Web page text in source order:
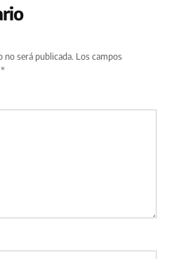
no será publicada. Los campos
*